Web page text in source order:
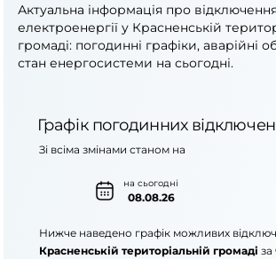
Актуальна інформація про відключення
електроенергії у Красненській
громаді: погодинні графіки, аварійні
стан енергосистеми на сьогодні.
Графік погодинних
на сьогодні
08.08.26
Зі всіма змінами станом на
Нижче наведено графік можливих
Красненській територіальній громаді за